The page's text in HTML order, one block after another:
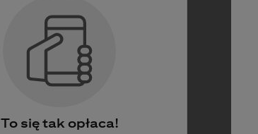
To się tak opłaca!